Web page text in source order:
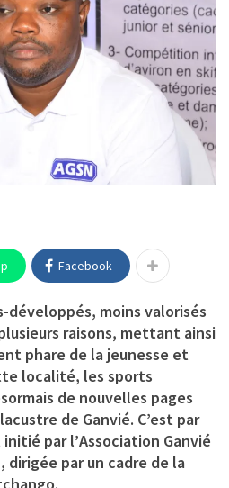
Facebook
développés, moins valorisés
raisons, mettant ainsi
phare de la jeunesse et
localité, les sports
de nouvelles pages
de Ganvié. C’est par
par l’Association Ganvié
, dirigée par un cadre de la
.